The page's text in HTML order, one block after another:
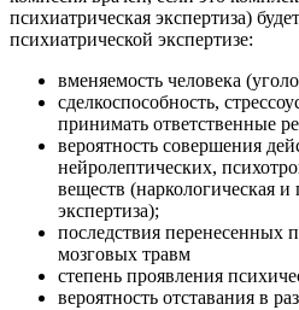
психиатрическая экспертиза)
психиатрической экспертизе:
вменяемость человека
сделкоспособность,
принимать ответственные
вероятность совершения
нейролептических,
веществ (наркологическая и
экспертиза);
последствия перенесенных
мозговых травм
степень проявления
вероятность отставания в